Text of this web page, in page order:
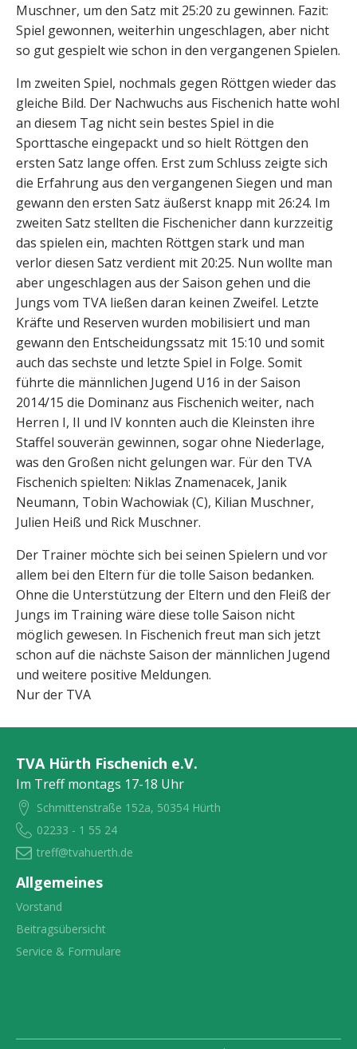
Muschner, um den Satz mit 25:20 zu gewinnen. Fazit:
Spiel gewonnen, weiterhin ungeschlagen, aber nicht
so gut gespielt wie schon in den vergangenen Spielen.
Im zweiten Spiel, nochmals gegen Röttgen wieder das
gleiche Bild. Der Nachwuchs aus Fischenich hatte wohl
an diesem Tag nicht sein bestes Spiel in die
Sporttasche eingepackt und so hielt Röttgen den
ersten Satz lange offen. Erst zum Schluss zeigte sich
die Erfahrung aus den vergangenen Siegen und man
gewann den ersten Satz äußerst knapp mit 26:24. Im
zweiten Satz stellten die Fischenicher dann kurzzeitig
das spielen ein, machten Röttgen stark und man
verlor diesen Satz verdient mit 20:25. Nun wollte man
aber ungeschlagen aus der Saison gehen und die
Jungs vom TVA ließen daran keinen Zweifel. Letzte
Kräfte und Reserven wurden mobilisiert und man
gewann den Entscheidungssatz mit 15:10 und somit
auch das sechste und letzte Spiel in Folge. Somit
führte die männlichen Jugend U16 in der Saison
2014/15 die Dominanz aus Fischenich weiter, nach
Herren I, II und IV konnten auch die Kleinsten ihre
Staffel souverän gewinnen, sogar ohne Niederlage,
was den Großen nicht gelungen war. Für den TVA
Fischenich spielten: Niklas Znamenacek, Janik
Neumann, Tobin Wachowiak (C), Kilian Muschner,
Julien Heiß und Rick Muschner.
Der Trainer möchte sich bei seinen Spielern und vor
allem bei den Eltern für die tolle Saison bedanken.
Ohne die Unterstützung der Eltern und den Fleiß der
Jungs im Training wäre diese tolle Saison nicht
möglich gewesen. In Fischenich freut man sich jetzt
schon auf die nächste Saison der männlichen Jugend
und weitere positive Meldungen.
Nur der TVA
TVA Hürth Fischenich e.V.
Im Treff montags 17-18 Uhr
Schmittenstraße 152a, 50354 Hürth
02233 - 1 55 24
treff@tvahuerth.de
Allgemeines
Vorstand
Beitragsübersicht
Service & Formulare